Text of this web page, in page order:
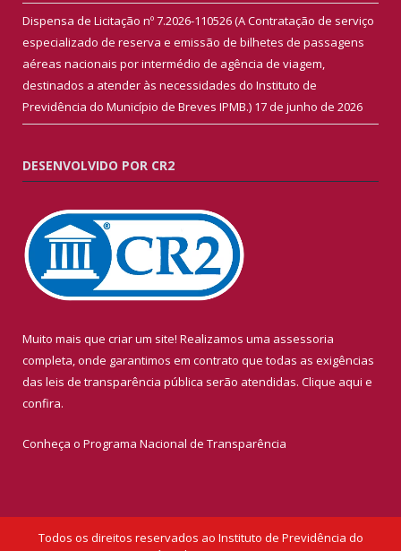
Dispensa de Licitação nº 7.2026-110526 (A Contratação de serviço
especializado de reserva e emissão de bilhetes de passagens
aéreas nacionais por intermédio de agência de viagem,
destinados a atender às necessidades do Instituto de
Previdência do Município de Breves IPMB.) 17 de junho de 2026
DESENVOLVIDO POR CR2
Muito mais que criar um site! Realizamos uma assessoria
completa, onde garantimos em contrato que todas as exigências
das leis de transparência pública serão atendidas. Clique aqui e
confira.
Conheça o Programa Nacional de Transparência
Todos os direitos reservados ao Instituto de Previdência do